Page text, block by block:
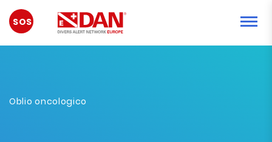
URGENCE
Oblio oncologico